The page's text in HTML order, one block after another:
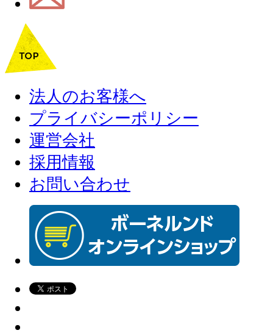
法人のお客様へ
プライバシーポリシー
運営会社
採用情報
お問い合わせ